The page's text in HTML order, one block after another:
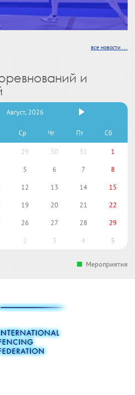
все новости ...
и
Август, 2026
Ср Чт Пт Сб
29 30 31
1
5 6 7
8
12 13 14
15
19 20 21
22
26 27 28
29
2 3 4 5
Мероприятия